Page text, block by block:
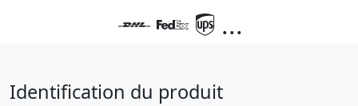
...
Identification du produit